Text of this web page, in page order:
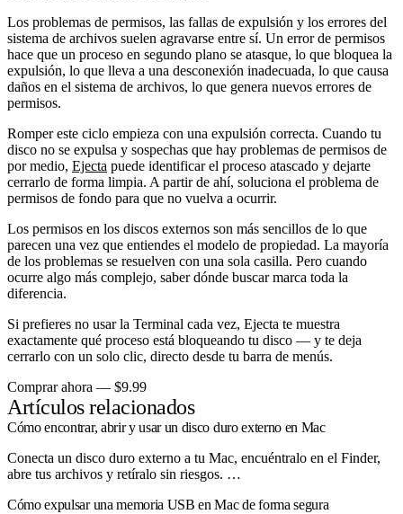
Los problemas de permisos, las fallas de expulsión y los errores del
sistema de archivos suelen agravarse entre sí. Un error de permisos
hace que un proceso en segundo plano se atasque, lo que bloquea la
expulsión, lo que lleva a una desconexión inadecuada, lo que causa
daños en el sistema de archivos, lo que genera nuevos errores de
permisos.
Romper este ciclo empieza con una expulsión correcta. Cuando tu
disco no se expulsa y sospechas que hay problemas de permisos de
por medio, Ejecta puede identificar el proceso atascado y dejarte
cerrarlo de forma limpia. A partir de ahí, soluciona el problema de
permisos de fondo para que no vuelva a ocurrir.
Los permisos en los discos externos son más sencillos de lo que
parecen una vez que entiendes el modelo de propiedad. La mayoría
de los problemas se resuelven con una sola casilla. Pero cuando
ocurre algo más complejo, saber dónde buscar marca toda la
diferencia.
Si prefieres no usar la Terminal cada vez, Ejecta te muestra
exactamente qué proceso está bloqueando tu disco — y te deja
cerrarlo con un solo clic, directo desde tu barra de menús.
Comprar ahora — $9.99
Artículos relacionados
Cómo encontrar, abrir y usar un disco duro externo en Mac
Conecta un disco duro externo a tu Mac, encuéntralo en el Finder,
abre tus archivos y retíralo sin riesgos. …
Cómo expulsar una memoria USB en Mac de forma segura